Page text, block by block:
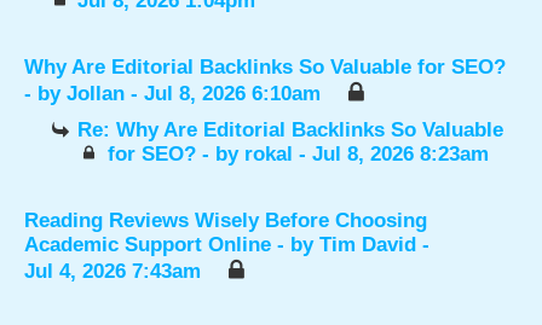
Why Are Editorial Backlinks So Valuable for SEO?
- by Jollan - Jul 8, 2026 6:10am
Re: Why Are Editorial Backlinks So Valuable
for SEO? - by rokal - Jul 8, 2026 8:23am
Reading Reviews Wisely Before Choosing
Academic Support Online - by Tim David -
Jul 4, 2026 7:43am